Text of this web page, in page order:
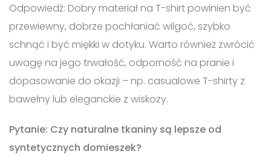
Odpowiedź: Dobry materiał na T-shirt powinien być
przewiewny, dobrze pochłaniać wilgoć, szybko
schnąć i być miękki w dotyku. Warto również zwrócić
uwagę na jego trwałość, odporność na pranie i
dopasowanie do okazji – np. casualowe T-shirty z
bawełny lub eleganckie z wiskozy.
Pytanie: Czy naturalne tkaniny są lepsze od
syntetycznych domieszek?